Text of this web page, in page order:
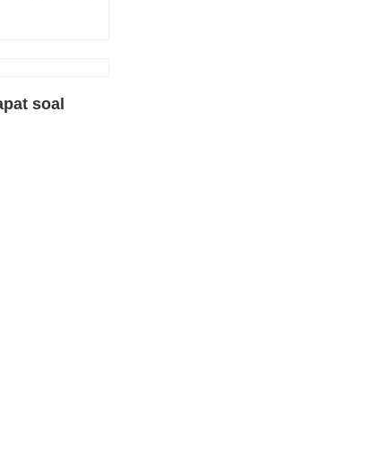
soal